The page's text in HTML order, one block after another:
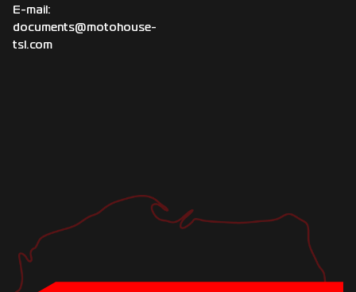
E-mail:
documents@motohouse-
tsl.com